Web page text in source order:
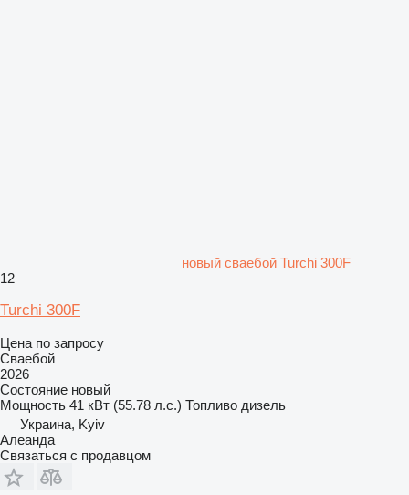
новый сваебой Turchi 300F
12
Turchi 300F
Цена по запросу
Сваебой
2026
Состояние новый
Мощность 41 кВт (55.78 л.с.) Топливо дизель
Украина, Kyiv
Алеанда
Связаться с продавцом